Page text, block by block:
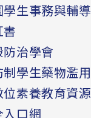
生事務與輔
治學會
學生藥物濫
位素養教育資
口網